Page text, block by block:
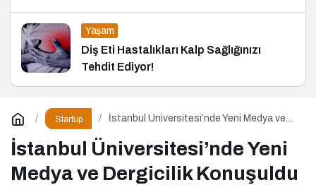
Yaşam
Diş Eti Hastalıkları Kalp Sağlığınızı
Tehdit Ediyor!
Startup
İstanbul Üniversitesi’nde Yeni Medya ve
İstanbul Üniversitesi’nde Yeni
Medya ve Dergicilik Konuşuldu